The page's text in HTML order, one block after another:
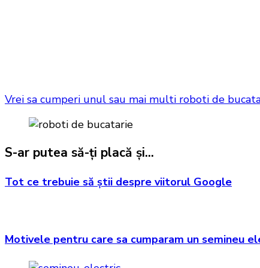
Vrei sa cumperi unul sau mai multi roboti de
S-ar putea să-ți placă și...
Tot ce trebuie să ştii despre viitorul Google
Motivele pentru care sa cumparam un semineu